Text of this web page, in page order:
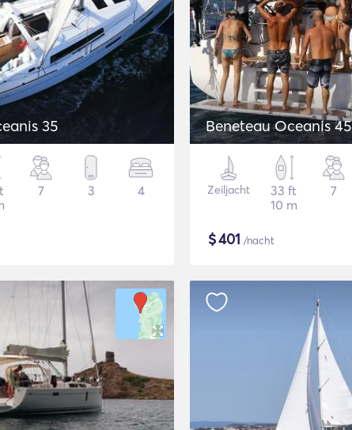
35
7 3 4
Beneteau Oceanis 45
Zeiljacht
33 ft
10 m
7
$401 /nacht